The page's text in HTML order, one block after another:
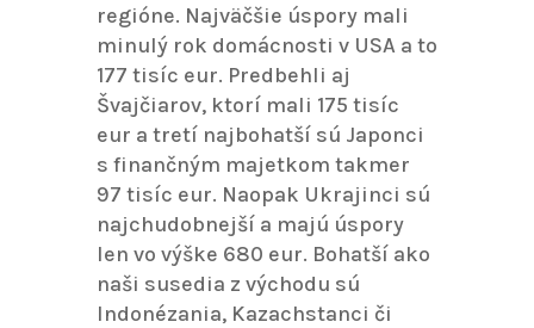
regióne. Najväčšie úspory mali
minulý rok domácnosti v USA a to
177 tisíc eur. Predbehli aj
Švajčiarov, ktorí mali 175 tisíc
eur a tretí najbohatší sú Japonci
s finančným majetkom takmer
97 tisíc eur. Naopak Ukrajinci sú
najchudobnejší a majú úspory
len vo výške 680 eur. Bohatší ako
naši susedia z východu sú
Indonézania, Kazachstanci či